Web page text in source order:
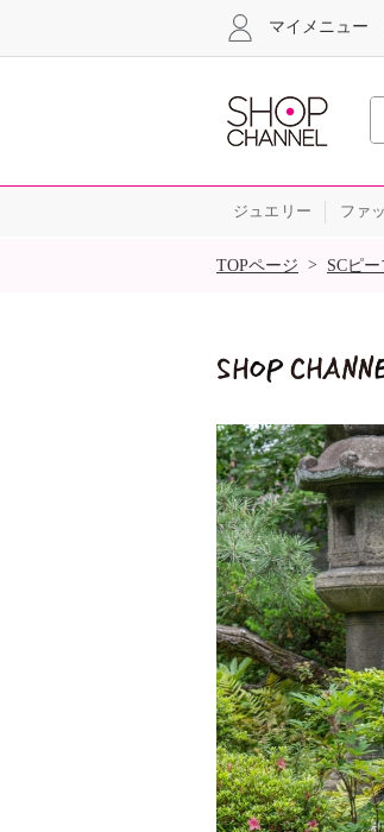
マイメニュー
ジュエリー ファ
SALE
TOPページ > SCピ